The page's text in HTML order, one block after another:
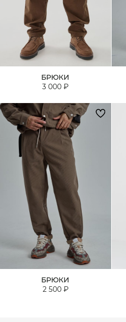
БРЮКИ
3 000 ₽
БРЮКИ
2 500 ₽